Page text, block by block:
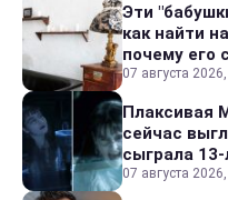
Эти
как найти
почему его
07 августа
Плаксивая
сейчас
сыграла
07 августа